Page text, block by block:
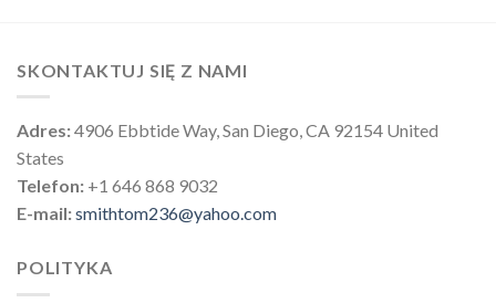
SKONTAKTUJ SIĘ Z NAMI
Adres:4906 Ebbtide Way, San Diego, CA 92154 United
States
Telefon: +1 646 868 9032
E-mail:smithtom236@yahoo.com
POLITYKA